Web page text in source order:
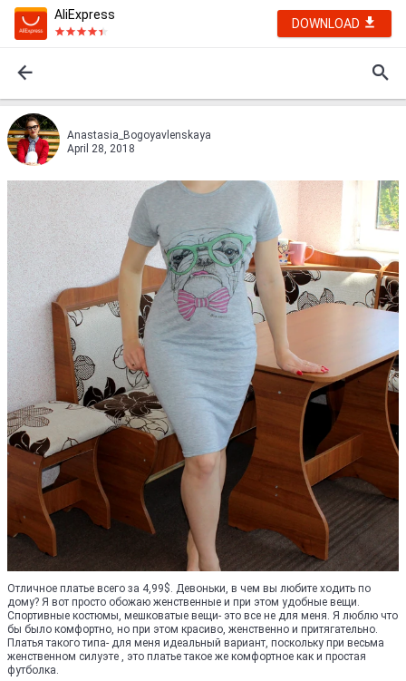
AliExpress
DOWNLOAD
Anastasia_Bogoyavlenskaya
April 28, 2018
Отличное платье всего за 4,99$. Девоньки, в чем вы любите ходить по
дому? Я вот просто обожаю женственные и при этом удобные вещи.
Спортивные костюмы, мешковатые вещи- это все не для меня. Я люблю что
бы было комфортно, но при этом красиво, женственно и притягательно.
Платья такого типа- для меня идеальный вариант, поскольку при весьма
женственном силуэте , это платье такое же комфортное как и простая
футболка.